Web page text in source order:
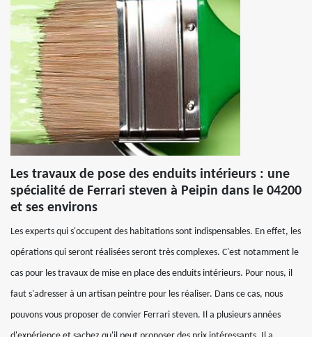
Les travaux de pose des enduits intérieurs : une
spécialité de Ferrari steven à Peipin dans le 04200
et ses environs
Les experts qui s'occupent des habitations sont indispensables. En effet, les
opérations qui seront réalisées seront très complexes. C'est notamment le
cas pour les travaux de mise en place des enduits intérieurs. Pour nous, il
faut s'adresser à un artisan peintre pour les réaliser. Dans ce cas, nous
pouvons vous proposer de convier Ferrari steven. Il a plusieurs années